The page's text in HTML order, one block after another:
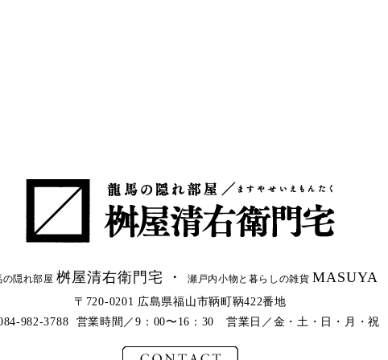
の隠れ部屋桝屋清右衛門宅 ・瀬戸内小物と暮らしの雑貨MASUYA
〒720-0201 広島県福山市鞆町鞆422番地
982-3788 営業時間／9：00〜16：30 営業日／金・土・日・月・祝